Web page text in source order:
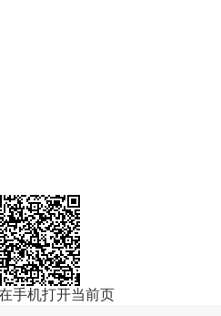
手机打开当前页